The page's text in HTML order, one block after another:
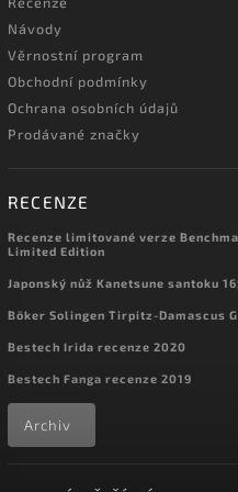
Návody
Věrnostní program
Obchodní podmínky
Ochrana osobních údajů
Prodávané značky
RECENZE
Recenze limitované verze
Limited Edition
Japonský nůž Kanetsune santoku
Böker Solingen Tirpitz-Damascus
Bestech Irida recenze 2020
Bestech Fanga recenze 2019
Archiv